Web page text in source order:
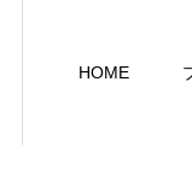
HOME